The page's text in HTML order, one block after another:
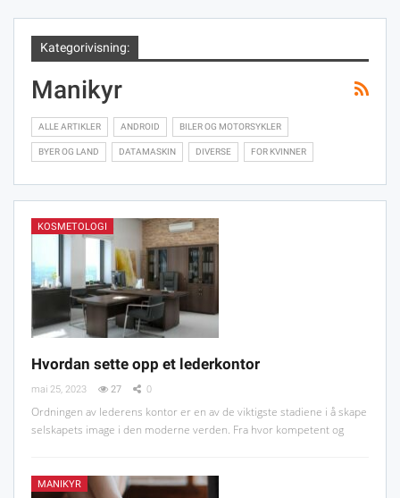
Kategorivisning:
Manikyr
ALLE ARTIKLER ANDROID BILER OG MOTORSYKLER
BYER OG LAND DATAMASKIN DIVERSE FOR KVINNER
KOSMETOLOGI
Hvordan sette opp et lederkontor
mai 25, 2023 27 0
Ordningen av lederens kontor er en av de viktigste stadiene i å skape
selskapets image i den moderne verden. Fra hvor kompetent og
MANIKYR